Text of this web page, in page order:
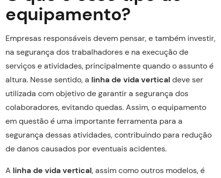
equipamento?
Empresas responsáveis devem pensar, e também investir,
na segurança dos trabalhadores e na execução de
serviços e atividades, principalmente quando o assunto é
altura. Nesse sentido, a linha de vida vertical deve ser
utilizada com objetivo de garantir a segurança dos
colaboradores, evitando quedas. Assim, o equipamento
em questão é uma importante ferramenta para a
segurança dessas atividades, contribuindo para redução
de danos causados por eventuais acidentes.
A linha de vida vertical, assim como outros modelos, é